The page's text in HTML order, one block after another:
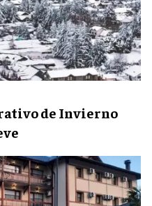
de Invierno